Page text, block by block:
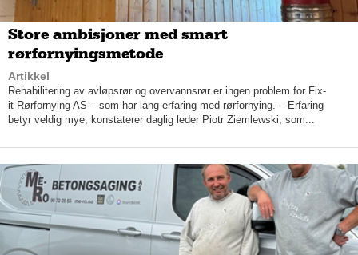
Den blide salgssjefen mener videre at mange setter pris på å
møte en selger som ikke bare er ute etter å selge, men som er
genuint opptatt av å servere kundene gode løsninger. Dyktige
og dedikerte medarbeidere finner man også på verkstedet, der
nye som gamle vogner og bobiler, alltid blir gransket nøye i
Store ambisjoner med smart
rørfornyingsmetode
Artikkel
Rehabilitering av avløpsrør og overvannsrør er ingen problem for Fix-
it Rørfornying AS – som har lang erfaring med rørfornying. – Erfaring
betyr veldig mye, konstaterer daglig leder Piotr Ziemlewski, som...